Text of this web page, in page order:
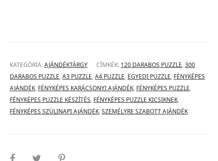
KATEGÓRIA:AJÁNDÉKTÁRGY CÍMKÉK: 120 DARABOS PUZZLE, 300
DARABOS PUZZLE, A3 PUZZLE, A4 PUZZLE, EGYEDI PUZZLE, FÉNYKÉPES
AJÁNDÉK, FÉNYKÉPES KARÁCSONYI AJÁNDÉK, FÉNYKÉPES PUZZLE,
FÉNYKÉPES PUZZLE KÉSZÍTÉS, FÉNYKÉPES PUZZLE KICSIKNEK,
FÉNYKÉPES SZÜLINAPI AJÁNDÉK, SZEMÉLYRE SZABOTT AJÁNDÉK
MEGOSZTÁS